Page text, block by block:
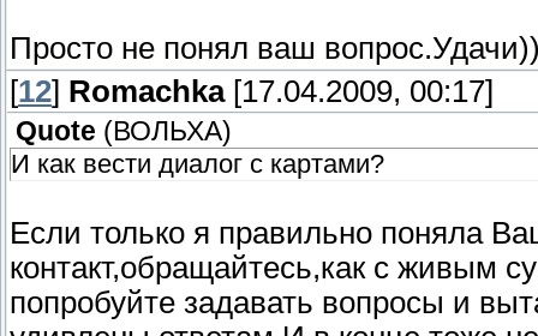
Просто не понял ваш
[12] Romachka[17.04.2009, 00:17]
Quote ( ВОЛЬХА)
И как вести диалог с картами?
Если только я правильно поняла
контакт,обращайтесь,как с живым
попробуйте задавать вопросы и